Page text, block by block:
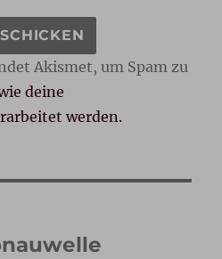
Akismet, um Spam zu
deine
werden.